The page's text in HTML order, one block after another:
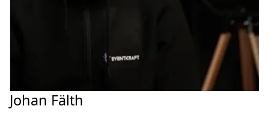
Johan Fälth